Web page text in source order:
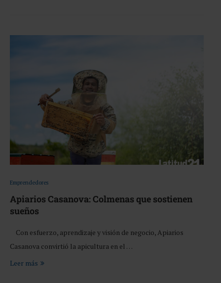
Emprendedores
Apiarios Casanova: Colmenas que sostienen
sueños
Con esfuerzo, aprendizaje y visión de negocio, Apiarios
Casanova convirtió la apicultura en el …
Leer más